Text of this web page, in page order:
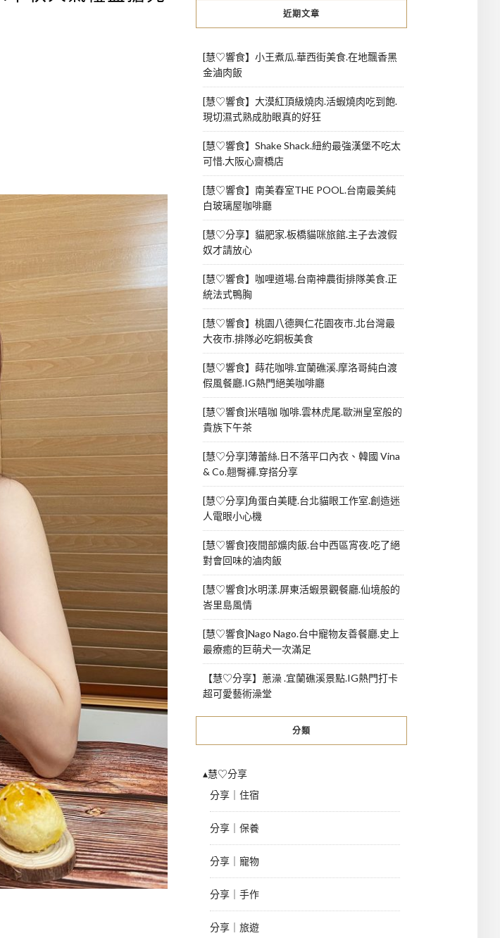
近期文章
[慧♡響食】小王煮瓜.華西街美食.在地飄香黑
金滷肉飯
[慧♡響食】大漠紅頂級燒肉.活蝦燒肉吃到飽.
現切濕式熟成肋眼真的好狂
[慧♡響食】Shake Shack.紐約最強漢堡不吃太
可惜.大阪心齋橋店
[慧♡響食】南美春室THE POOL.台南最美純
白玻璃屋咖啡廳
[慧♡分享】貓肥家.板橋貓咪旅館.主子去渡假
奴才請放心
[慧♡響食】咖哩道場.台南神農街排隊美食.正
統法式鴨胸
[慧♡響食】桃園八德興仁花園夜市.北台灣最
大夜市.排隊必吃銅板美食
[慧♡響食】蒔花咖啡.宜蘭礁溪.摩洛哥純白渡
假風餐廳.IG熱門絕美咖啡廳
[慧♡響食]米嘻咖 咖啡.雲林虎尾.歐洲皇室般的
貴族下午茶
[慧♡分享]薄蕾絲.日不落平口內衣、韓國 Vina
& Co.翹臀褲.穿搭分享
[慧♡分享]角蛋白美睫.台北貓眼工作室.創造迷
人電眼小心機
[慧♡響食]夜間部爌肉飯.台中西區宵夜.吃了絕
對會回味的滷肉飯
[慧♡響食]水明漾.屏東活蝦景觀餐廳.仙境般的
峇里島風情
[慧♡響食]Nago Nago.台中寵物友善餐廳.史上
最療癒的巨萌犬一次滿足
【慧♡分享】蔥澡 .宜蘭礁溪景點.IG熱門打卡
超可愛藝術澡堂
分類
▴慧♡分享
分享｜住宿
分享｜保養
分享｜寵物
分享｜手作
分享｜旅遊